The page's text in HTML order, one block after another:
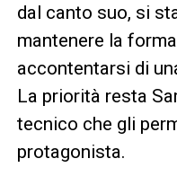
dal canto suo, si
mantenere la
accontentarsi di
La priorità resta
tecnico che gli
protagonista.